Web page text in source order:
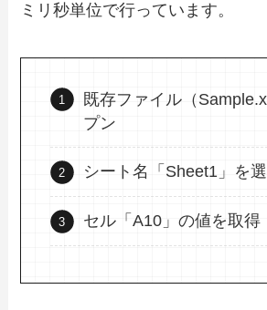
ミリ秒単位で行っています。
既存ファイル（
プン
シート名「Sheet1」を
セル「A10」の値を取得